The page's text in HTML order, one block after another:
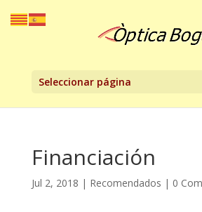
Seleccionar página
Financiación
Jul 2, 2018 | Recomendados | 0